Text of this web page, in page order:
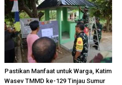
Pastikan Manfaat untuk Warga, Katim
Wasev TMMD ke-129 Tinjau Sumur